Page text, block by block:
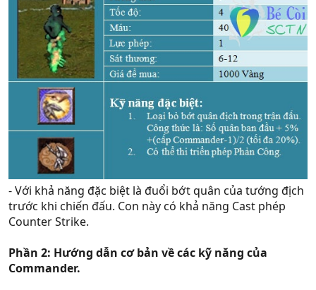
- Với khả năng đặc biệt là đuổi bớt quân của tướng địch
trước khi chiến đấu. Con này có khả năng Cast phép
Counter Strike.
Phần 2: Hướng dẫn cơ bản về các kỹ năng của
Commander.